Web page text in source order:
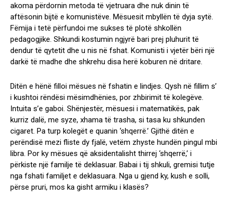
akoma përdornin metoda të vjetruara dhe nuk dinin të
aftësonin bijtë e komunistëve. Mësuesit mbyllën të dyja sytë.
Fëmija i tetë përfundoi me sukses të plotë shkollën
pedagogjike. Shkundi kostumin ngjyrë bari prej pluhurit të
dendur të qytetit dhe u nis në fshat. Komunisti i vjetër bëri një
darkë të madhe dhe shkrehu disa herë koburen në dritare.
Ditën e hënë filloi mësues në fshatin e lindjes. Qysh në fillim s’
i kushtoi rëndësi mësimdhënies, por zhbirimit të kolegëve.
Intuita s’e gaboi. Shënjestër, mësuesi i matematikës, pak
kurriz dalë, me syze, xhama të trasha, si tasa ku shkunden
cigaret. Pa turp kolegët e quanin ‘shqerrë.’ Gjithë ditën e
perëndisë mezi fliste dy fjalë, vetëm zhyste hundën pingul mbi
libra. Por ky mësues që aksidentalisht thirrej ‘shqerrë,’ i
përkiste një familje të deklasuar. Babai i tij shkuli, gremisi tutje
nga fshati familjet e deklasuara. Nga u gjend ky, kush e solli,
përse pruri, mos ka gisht armiku i klasës?